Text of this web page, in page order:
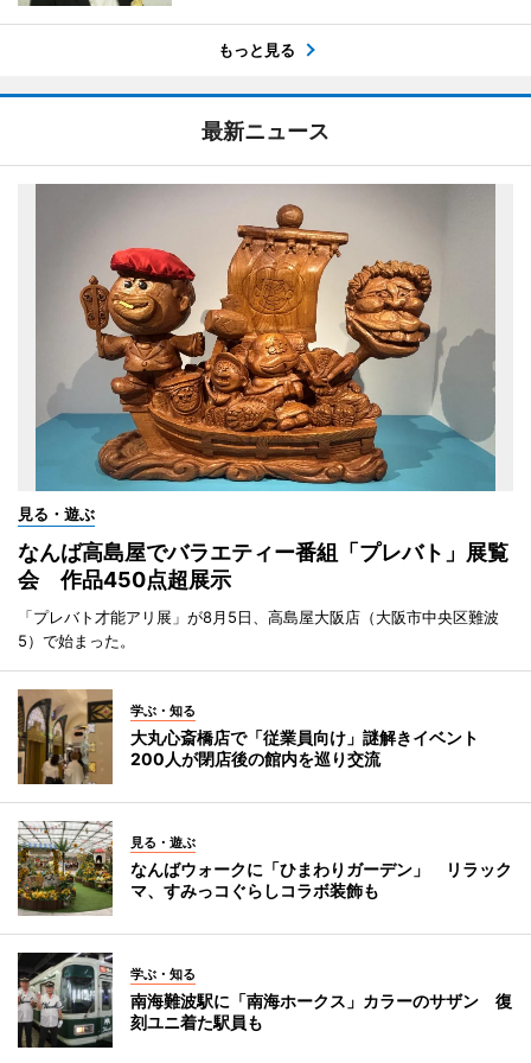
もっと見る
最新ニュース
見る・遊ぶ
なんば高島屋でバラエティー番組「プレバト」展覧
会 作品450点超展示
「プレバト才能アリ展」が8月5日、高島屋大阪店（大阪市中央区難波
5）で始まった。
学ぶ・知る
大丸心斎橋店で「従業員向け」謎解きイベント
200人が閉店後の館内を巡り交流
見る・遊ぶ
なんばウォークに「ひまわりガーデン」 リラック
マ、すみっコぐらしコラボ装飾も
学ぶ・知る
南海難波駅に「南海ホークス」カラーのサザン 復
刻ユニ着た駅員も